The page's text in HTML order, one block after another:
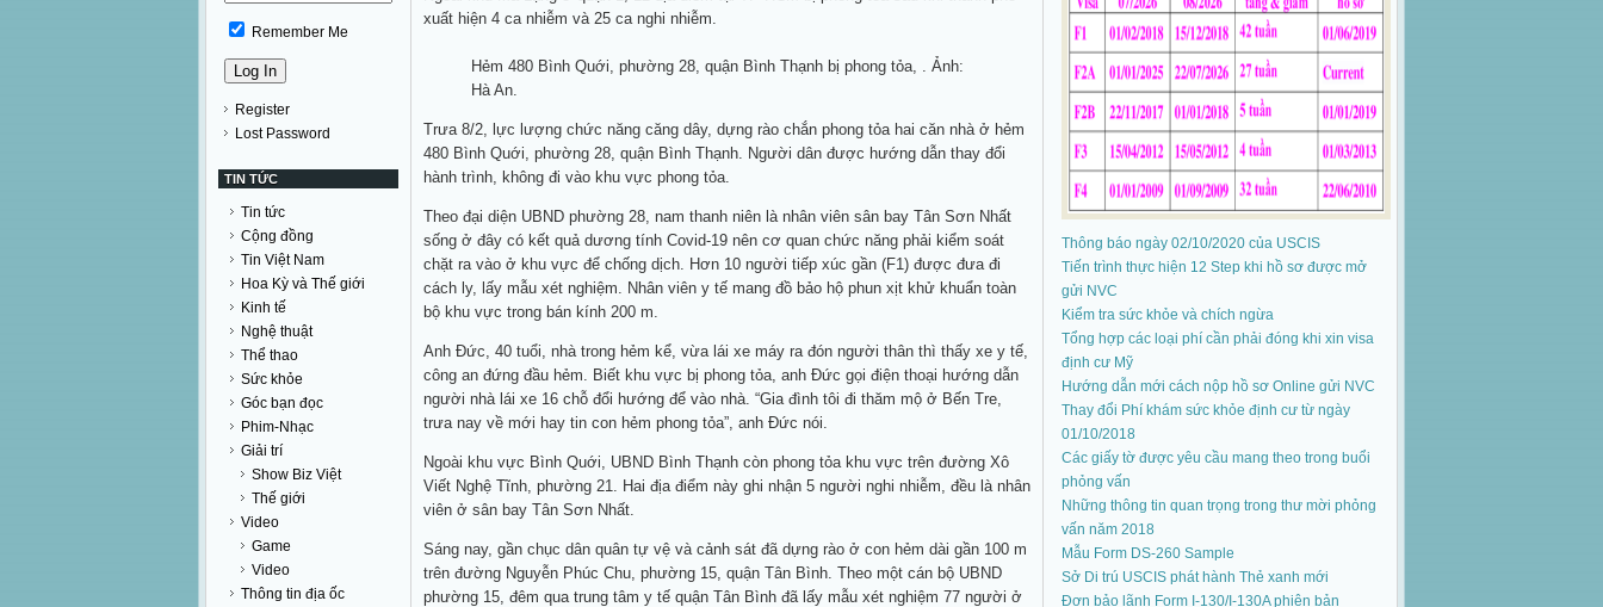
Remember Me
Register
Lost Password
TIN TỨC
Tin tức
Cộng đồng
Tin Việt Nam
Hoa Kỳ và Thế giới
Kinh tế
Nghệ thuật
Thể thao
Sức khỏe
Góc bạn đọc
Phim-Nhạc
Giải trí
Show Biz Việt
Thế giới
Video
Game
Video
Thông tin địa ốc
xuất hiện 4 ca nhiễm và 25 ca nghi nhiễm.
Hẻm 480 Bình Quới, phường 28, quận Bình Thạnh bị phong tỏa, . Ảnh:
Hà An.
Trưa 8/2, lực lượng chức năng căng dây, dựng rào chắn phong tỏa hai căn nhà ở hẻm
480 Bình Quới, phường 28, quận Bình Thạnh. Người dân được hướng dẫn thay đổi
hành trình, không đi vào khu vực phong tỏa.
Theo đại diện UBND phường 28, nam thanh niên là nhân viên sân bay Tân Sơn Nhất
sống ở đây có kết quả dương tính Covid-19 nên cơ quan chức năng phải kiểm soát
chặt ra vào ở khu vực để chống dịch. Hơn 10 người tiếp xúc gần (F1) được đưa đi
cách ly, lấy mẫu xét nghiệm. Nhân viên y tế mang đồ bảo hộ phun xịt khử khuẩn toàn
bộ khu vực trong bán kính 200 m.
Anh Đức, 40 tuổi, nhà trong hẻm kể, vừa lái xe máy ra đón người thân thì thấy xe y tế,
công an đứng đầu hẻm. Biết khu vực bị phong tỏa, anh Đức gọi điện thoại hướng dẫn
người nhà lái xe 16 chỗ đổi hướng để vào nhà. “Gia đình tôi đi thăm mộ ở Bến Tre,
trưa nay về mới hay tin con hẻm phong tỏa”, anh Đức nói.
Ngoài khu vực Bình Quới, UBND Bình Thạnh còn phong tỏa khu vực trên đường Xô
Viết Nghệ Tĩnh, phường 21. Hai địa điểm này ghi nhận 5 người nghi nhiễm, đều là nhân
viên ở sân bay Tân Sơn Nhất.
Sáng nay, gần chục dân quân tự vệ và cảnh sát đã dựng rào ở con hẻm dài gần 100 m
trên đường Nguyễn Phúc Chu, phường 15, quận Tân Bình. Theo một cán bộ UBND
phường 15, đêm qua trung tâm y tế quận Tân Bình đã lấy mẫu xét nghiệm 77 người ở
Thông báo ngày 02/10/2020 của USCIS
Tiến trình thực hiện 12 Step khi hồ sơ được mở
gửi NVC
Kiểm tra sức khỏe và chích ngừa
Tổng hợp các loại phí cần phải đóng khi xin visa
định cư Mỹ
Hướng dẫn mới cách nộp hồ sơ Online gửi NVC
Thay đổi Phí khám sức khỏe định cư từ ngày
01/10/2018
Các giấy tờ được yêu cầu mang theo trong buổi
phỏng vấn
Những thông tin quan trọng trong thư mời phỏng
vấn năm 2018
Mẫu Form DS-260 Sample
Sở Di trú USCIS phát hành Thẻ xanh mới
Đơn bảo lãnh Form I-130/I-130A phiên bản